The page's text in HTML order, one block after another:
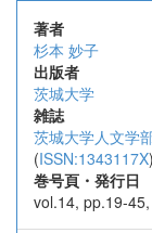
著者
杉本 妙子
出版者
茨城大学
雑誌
茨城大学人文学
(ISSN:1343117X)
巻号頁・発行日
vol.14, pp.19-